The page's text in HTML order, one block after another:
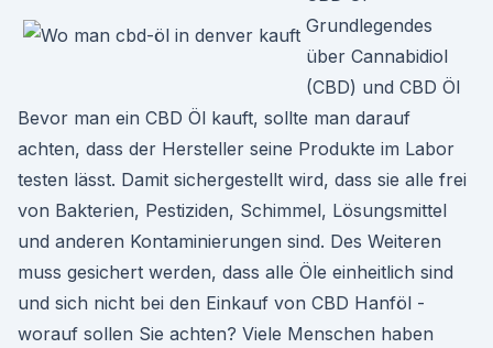
Grundlegendes
über Cannabidiol
(CBD) und CBD Öl
Bevor man ein CBD Öl kauft, sollte man darauf
achten, dass der Hersteller seine Produkte im Labor
testen lässt. Damit sichergestellt wird, dass sie alle frei
von Bakterien, Pestiziden, Schimmel, Lösungsmittel
und anderen Kontaminierungen sind. Des Weiteren
muss gesichert werden, dass alle Öle einheitlich sind
und sich nicht bei den Einkauf von CBD Hanföl -
worauf sollen Sie achten? Viele Menschen haben